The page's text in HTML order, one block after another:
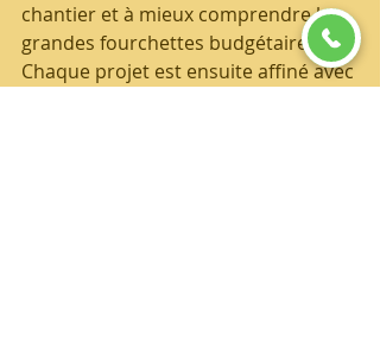
chantier et à mieux comprendre les
grandes fourchettes budgétaires.
Chaque projet est ensuite affiné avec